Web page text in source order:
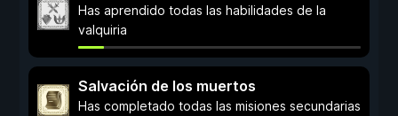
Has aprendido todas las habilidades de la
valquiria
Salvación de los muertos
Has completado todas las misiones secundarias